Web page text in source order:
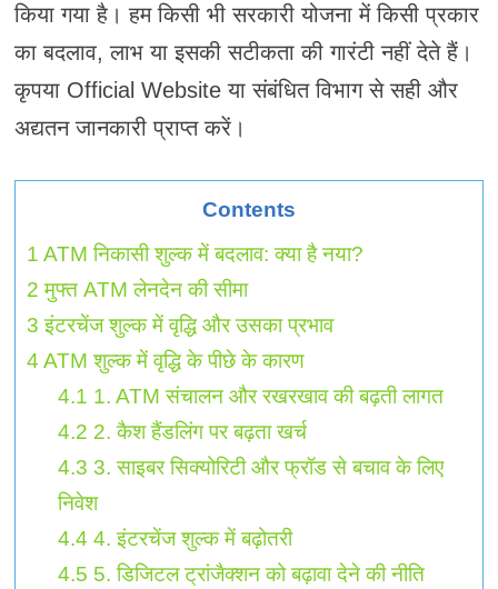
किया गया है। हम किसी भी सरकारी योजना में किसी प्रकार
का बदलाव, लाभ या इसकी सटीकता की गारंटी नहीं देते हैं।
कृपया Official Website या संबंधित विभाग से सही और
अद्यतन जानकारी प्राप्त करें।
Contents
1 ATM निकासी शुल्क में बदलाव: क्या है नया?
2 मुफ्त ATM लेनदेन की सीमा
3 इंटरचेंज शुल्क में वृद्धि और उसका प्रभाव
4 ATM शुल्क में वृद्धि के पीछे के कारण
4.1 1. ATM संचालन और रखरखाव की बढ़ती लागत
4.2 2. कैश हैंडलिंग पर बढ़ता खर्च
4.3 3. साइबर सिक्योरिटी और फ्रॉड से बचाव के लिए
निवेश
4.4 4. इंटरचेंज शुल्क में बढ़ोतरी
4.5 5. डिजिटल ट्रांजैक्शन को बढ़ावा देने की नीति